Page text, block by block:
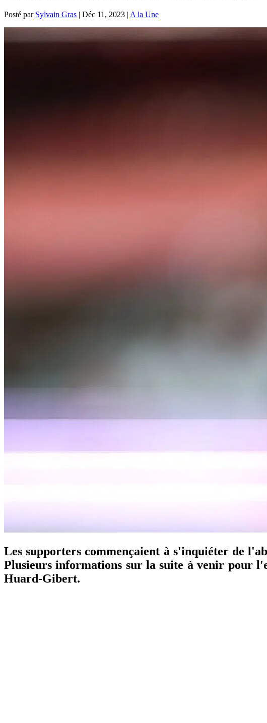
Posté par Sylvain Gras | Déc 11, 2023 | A la Une
Les supporters commençaient à s'inquiéter de
Plusieurs informations sur la suite à venir pour
Huard-Gibert.